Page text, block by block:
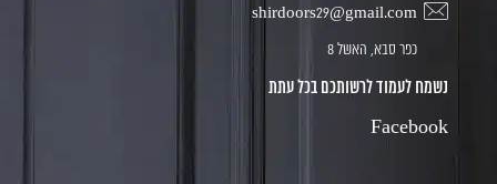
shirdoors29@gmail.com
כפר סבא, האשל 8
נשמח לעמוד לרשותכם בכל עתת
Facebook